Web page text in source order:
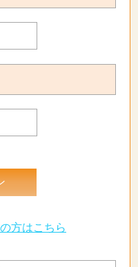
方はこちら